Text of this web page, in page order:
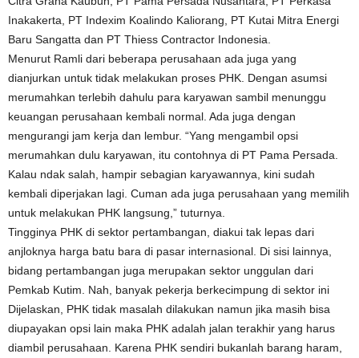
Inakakerta, PT Indexim Koalindo Kaliorang, PT Kutai Mitra Energi
Baru Sangatta dan PT Thiess Contractor Indonesia.
Menurut Ramli dari beberapa perusahaan ada juga yang
dianjurkan untuk tidak melakukan proses PHK. Dengan asumsi
merumahkan terlebih dahulu para karyawan sambil menunggu
keuangan perusahaan kembali normal. Ada juga dengan
mengurangi jam kerja dan lembur. “Yang mengambil opsi
merumahkan dulu karyawan, itu contohnya di PT Pama Persada.
Kalau ndak salah, hampir sebagian karyawannya, kini sudah
kembali diperjakan lagi. Cuman ada juga perusahaan yang memilih
untuk melakukan PHK langsung,” tuturnya.
Tingginya PHK di sektor pertambangan, diakui tak lepas dari
anjloknya harga batu bara di pasar internasional. Di sisi lainnya,
bidang pertambangan juga merupakan sektor unggulan dari
Pemkab Kutim. Nah, banyak pekerja berkecimpung di sektor ini
Dijelaskan, PHK tidak masalah dilakukan namun jika masih bisa
diupayakan opsi lain maka PHK adalah jalan terakhir yang harus
diambil perusahaan. Karena PHK sendiri bukanlah barang haram,